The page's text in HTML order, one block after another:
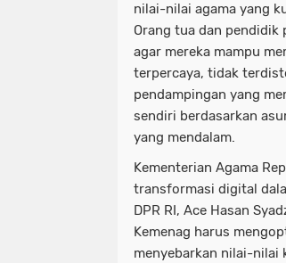
nilai-nilai agama yang
Orang tua dan pendidik
agar mereka mampu
terpercaya, tidak
pendampingan yang
sendiri berdasarkan
yang mendalam.
Kementerian Agama
transformasi digital
DPR RI, Ace Hasan
Kemenag harus
menyebarkan nilai-nilai